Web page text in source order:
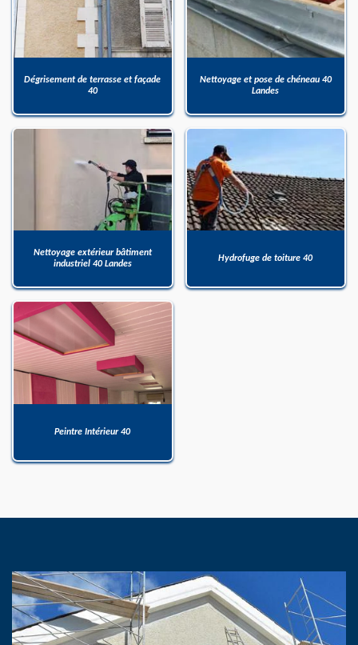
Dégrisement de terrasse et façade
40
Nettoyage et pose de chéneau 40
Landes
Nettoyage extérieur bâtiment
industriel 40 Landes
Hydrofuge de toiture 40
Peintre Intérieur 40